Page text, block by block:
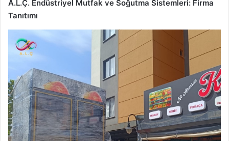
A.L.Ç. Endüstriyel Mutfak ve Soğutma Sistemleri: Firma
Tanıtımı